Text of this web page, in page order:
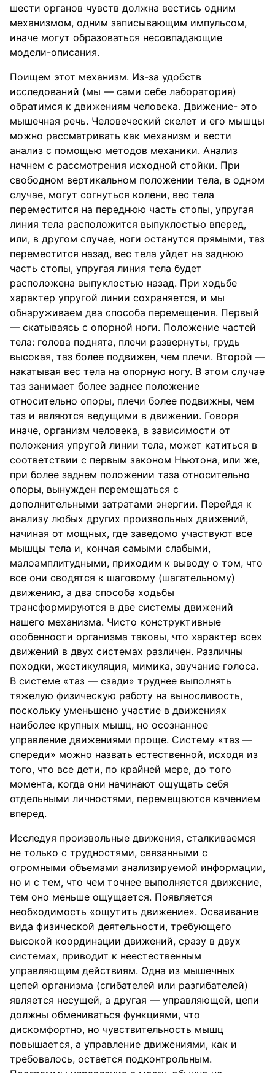
шести органов чувств должна вестись одним
механизмом, одним записывающим импульсом,
иначе могут образоваться несовпадающие
модели-описания.
Поищем этот механизм. Из-за удобств
исследований (мы — сами себе лаборатория)
обратимся к движениям человека. Движение- это
мышечная речь. Человеческий скелет и его мышцы
можно рассматривать как механизм и вести
анализ с помощью методов механики. Анализ
начнем с рассмотрения исходной стойки. При
свободном вертикальном положении тела, в одном
случае, могут согнуться колени, вес тела
переместится на переднюю часть стопы, упругая
линия тела расположится выпуклостью вперед,
или, в другом случае, ноги останутся прямыми, таз
переместится назад, вес тела уйдет на заднюю
часть стопы, упругая линия тела будет
расположена выпуклостью назад. При ходьбе
характер упругой линии сохраняется, и мы
обнаруживаем два способа перемещения. Первый
— скатываясь с опорной ноги. Положение частей
тела: голова поднята, плечи развернуты, грудь
высокая, таз более подвижен, чем плечи. Второй —
накатывая вес тела на опорную ногу. В этом случае
таз занимает более заднее положение
относительно опоры, плечи более подвижны, чем
таз и являются ведущими в движении. Говоря
иначе, организм человека, в зависимости от
положения упругой линии тела, может катиться в
соответствии с первым законом Ньютона, или же,
при более заднем положении таза относительно
опоры, вынужден перемещаться с
дополнительными затратами энергии. Перейдя к
анализу любых других произвольных движений,
начиная от мощных, где заведомо участвуют все
мышцы тела и, кончая самыми слабыми,
малоамплитудными, приходим к выводу о том, что
все они сводятся к шаговому (шагательному)
движению, а два способа ходьбы
трансформируются в две системы движений
нашего механизма. Чисто конструктивные
особенности организма таковы, что характер всех
движений в двух системах различен. Различны
походки, жестикуляция, мимика, звучание голоса.
В системе «таз — сзади» труднее выполнять
тяжелую физическую работу на выносливость,
поскольку уменьшено участие в движениях
наиболее крупных мышц, но осознанное
управление движениями проще. Систему «таз —
спереди» можно назвать естественной, исходя из
того, что все дети, по крайней мере, до того
момента, когда они начинают ощущать себя
отдельными личностями, перемещаются качением
вперед.
Исследуя произвольные движения, сталкиваемся
не только с трудностями, связанными с
огромными объемами анализируемой информации,
но и с тем, что чем точнее выполняется движение,
тем оно меньше ощущается. Появляется
необходимость «ощутить движение». Осваивание
вида физической деятельности, требующего
высокой координации движений, сразу в двух
системах, приводит к неестественным
управляющим действиям. Одна из мышечных
цепей организма (сгибателей или разгибателей)
является несущей, а другая — управляющей, цепи
должны обмениваться функциями, что
дискомфортно, но чувствительность мышц
повышается, а управление движениями, как и
требовалось, остается подконтрольным.